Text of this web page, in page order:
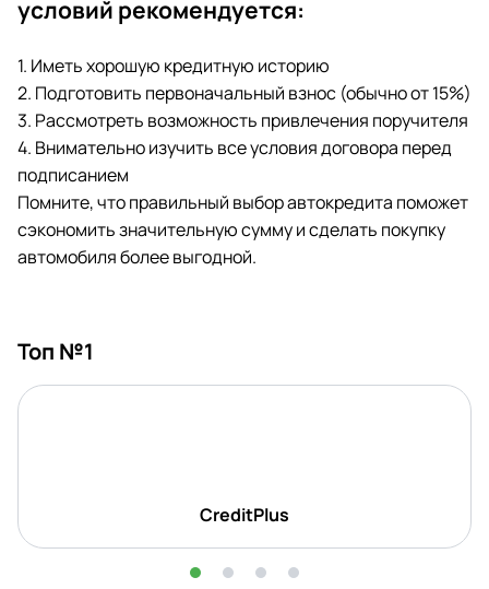
условий рекомендуется:
1. Иметь хорошую кредитную историю
2. Подготовить первоначальный взнос (обычно от 15%)
3. Рассмотреть возможность привлечения поручителя
4. Внимательно изучить все условия договора перед
подписанием
Помните, что правильный выбор автокредита поможет
сэкономить значительную сумму и сделать покупку
автомобиля более выгодной.
Топ №1
CreditPlus